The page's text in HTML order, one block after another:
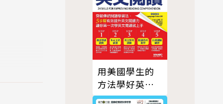
許你是
卻不見
用美國學生的
方法學好英文
閱讀